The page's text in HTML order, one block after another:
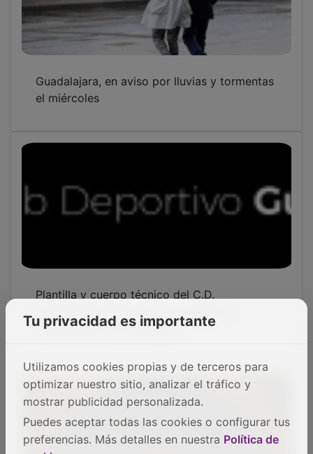
el miércoles
Guadalajara denuncian una situación
"insostenible" por impagos
Tu privacidad es importante
Utilizamos cookies propias y de terceros para
optimizar nuestro sitio, analizar el tráfico y
mostrar publicidad personalizada.
Puedes aceptar todas las cookies o configurar tus
preferencias. Más detalles en nuestra Política de